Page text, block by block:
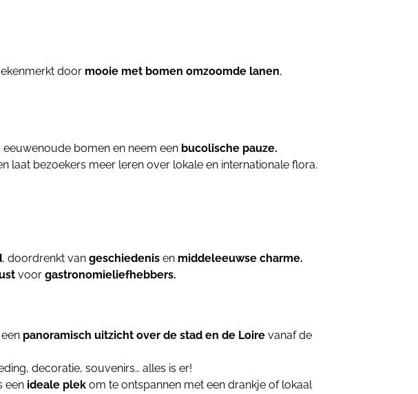
door mooie met bomen omzoomde lanen,
bomen en neem een bucolische pauze.
laat bezoekers meer leren over lokale en internationale flora.
, doordrenkt van geschiedenis en middeleeuwse charme.
voor gastronomieliefhebbers.
panoramisch uitzicht over de stad en de Loire vanaf de
decoratie, souvenirs… alles is er!
een ideale plek om te ontspannen met een drankje of lokaal